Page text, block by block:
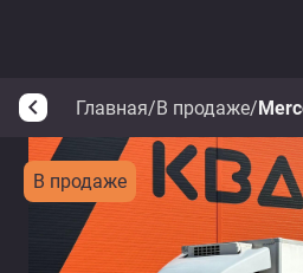
arrow_back_ios Главная/В продаже/
В продаже